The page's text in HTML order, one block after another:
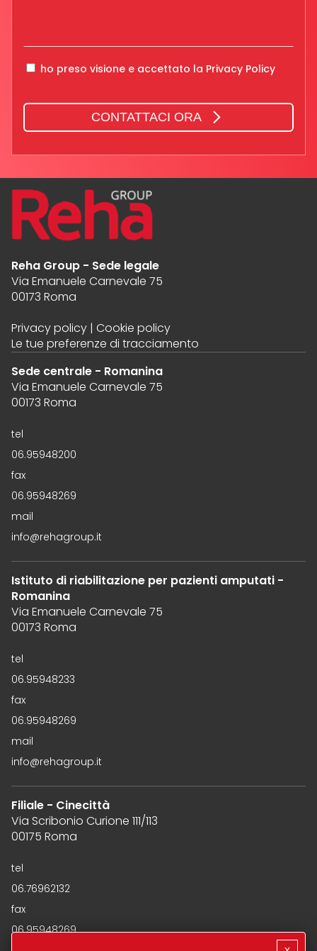
ho preso visione e accettato la Privacy Policy
CONTATTACI ORA
Reha Group - Sede legale
Via Emanuele Carnevale 75
00173 Roma
Privacy policy | Cookie policy
Le tue preferenze di tracciamento
Sede centrale - Romanina
Via Emanuele Carnevale 75
00173 Roma
tel
06.95948200
fax
06.95948269
mail
info@rehagroup.it
Istituto di riabilitazione per pazienti amputati -
Romanina
Via Emanuele Carnevale 75
00173 Roma
tel
06.95948233
fax
06.95948269
mail
info@rehagroup.it
Filiale - Cinecittà
Via Scribonio Curione 111/113
00175 Roma
tel
06.76962132
fax
06.95948269